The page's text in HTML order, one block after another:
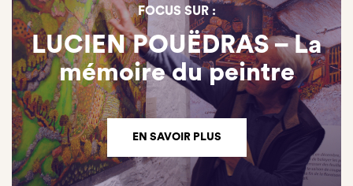
FOCUS SUR :
LUCIEN POUËDRAS – La
mémoire du peintre
EN SAVOIR PLUS